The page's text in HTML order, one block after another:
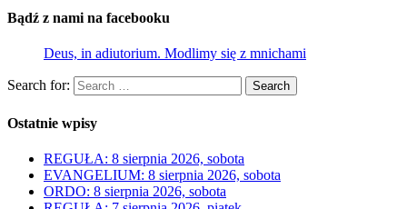
Bądź z nami na facebooku
Deus, in adiutorium. Modlimy się z mnichami
Search for: Search
Ostatnie wpisy
REGUŁA: 8 sierpnia 2026, sobota
EVANGELIUM: 8 sierpnia 2026, sobota
ORDO: 8 sierpnia 2026, sobota